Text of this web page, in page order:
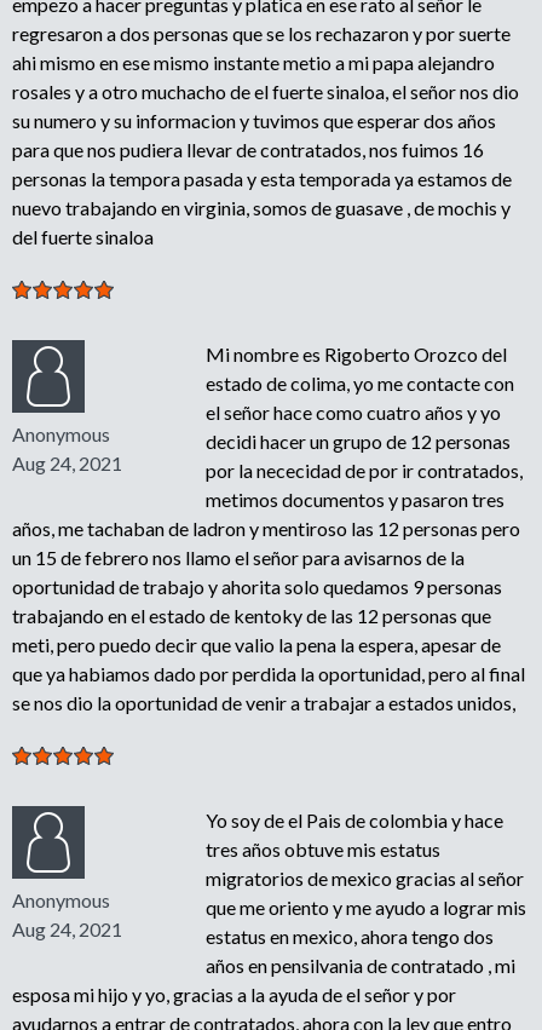
regresaron a dos personas que se los rechazaron y por suerte
ahi mismo en ese mismo instante metio a mi papa alejandro
rosales y a otro muchacho de el fuerte sinaloa, el señor nos dio
su numero y su informacion y tuvimos que esperar dos años
para que nos pudiera llevar de contratados, nos fuimos 16
personas la tempora pasada y esta temporada ya estamos de
nuevo trabajando en virginia, somos de guasave , de mochis y
del fuerte sinaloa
Anonymous
Aug 24, 2021
Mi nombre es Rigoberto Orozco del
estado de colima, yo me contacte con
el señor hace como cuatro años y yo
decidi hacer un grupo de 12 personas
por la nececidad de por ir contratados,
metimos documentos y pasaron tres
años, me tachaban de ladron y mentiroso las 12 personas pero
un 15 de febrero nos llamo el señor para avisarnos de la
oportunidad de trabajo y ahorita solo quedamos 9 personas
trabajando en el estado de kentoky de las 12 personas que
meti, pero puedo decir que valio la pena la espera, apesar de
que ya habiamos dado por perdida la oportunidad, pero al final
se nos dio la oportunidad de venir a trabajar a estados unidos,
Anonymous
Aug 24, 2021
Yo soy de el Pais de colombia y hace
tres años obtuve mis estatus
migratorios de mexico gracias al señor
que me oriento y me ayudo a lograr mis
estatus en mexico, ahora tengo dos
años en pensilvania de contratado , mi
esposa mi hijo y yo, gracias a la ayuda de el señor y por
ayudarnos a entrar de contratados, ahora con la ley que entro